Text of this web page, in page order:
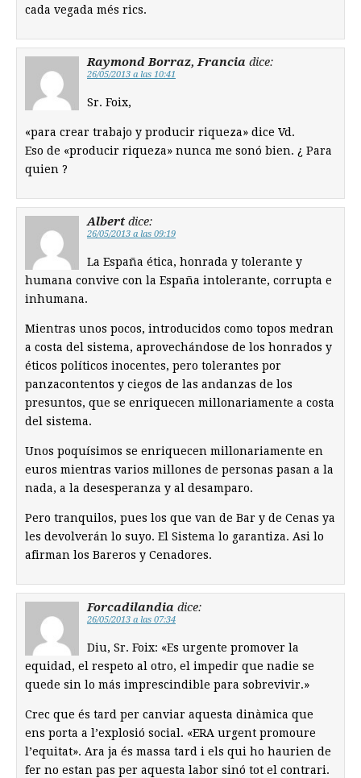
cada vegada més rics.
Raymond Borraz, Francia dice:
26/05/2013 a las 10:41
Sr. Foix,
«para crear trabajo y producir riqueza» dice Vd.
Eso de «producir riqueza» nunca me sonó bien. ¿ Para
quien ?
Albert dice:
26/05/2013 a las 09:19
La España ética, honrada y tolerante y
humana convive con la España intolerante, corrupta e
inhumana.
Mientras unos pocos, introducidos como topos medran
a costa del sistema, aprovechándose de los honrados y
éticos políticos inocentes, pero tolerantes por
panzacontentos y ciegos de las andanzas de los
presuntos, que se enriquecen millonariamente a costa
del sistema.
Unos poquísimos se enriquecen millonariamente en
euros mientras varios millones de personas pasan a la
nada, a la desesperanza y al desamparo.
Pero tranquilos, pues los que van de Bar y de Cenas ya
les devolverán lo suyo. El Sistema lo garantiza. Asi lo
afirman los Bareros y Cenadores.
Forcadilandia dice:
26/05/2013 a las 07:34
Diu, Sr. Foix: «Es urgente promover la
equidad, el respeto al otro, el impedir que nadie se
quede sin lo más imprescindible para sobrevivir.»
Crec que és tard per canviar aquesta dinàmica que
ens porta a l’explosió social. «ERA urgent promoure
l’equitat». Ara ja és massa tard i els qui ho haurien de
fer no estan pas per aquesta labor sinó tot el contrari.